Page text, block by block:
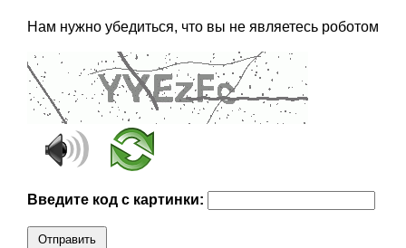
Нам нужно убедиться, что вы не являетесь роботом
Введите код с картинки:
Отправить